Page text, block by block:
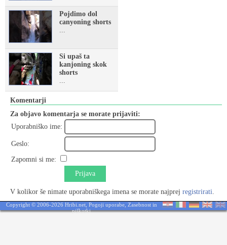
Pojdimo dol
canyoning shorts
...
Si upaš ta
kanjoning skok
shorts
...
Komentarji
Za objavo komentarja se morate prijaviti:
Uporabniško ime:
Geslo:
Zapomni si me:
Prijava
V kolikor še nimate uporabniškega imena se morate najprej registrirati.
Copyright © 2006-2026 Hribi.net, Pogoji uporabe, Zasebnost in
piškotki